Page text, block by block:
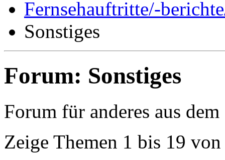
Fernsehauftritte/-
Sonstiges
Forum: Sonstiges
Forum für anderes aus
Zeige Themen 1 bis 19